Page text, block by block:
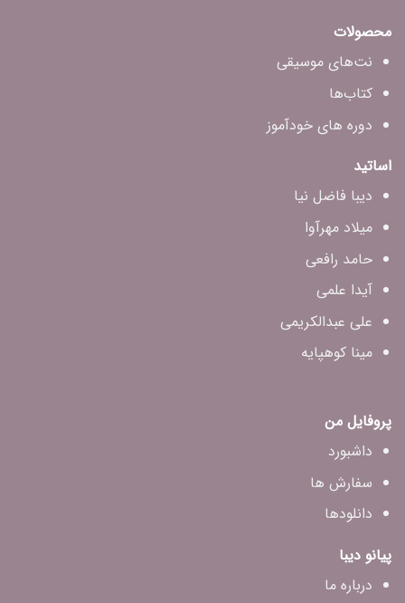
محصولات
نت‌های موسیقی
کتاب‌ها
دوره های خودآموز
اساتید
دیبا فاضل‌ نیا
میلاد مهرآوا
حامد رافعی
آیدا علمی
علی عبدالکریمی
مینا کوهپایه
پروفایل من
داشبورد
سفارش ها
دانلودها
پیانو دیبا
درباره ما